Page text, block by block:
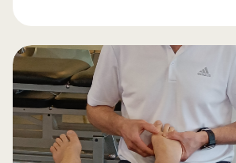
a
r
e
l
F
a